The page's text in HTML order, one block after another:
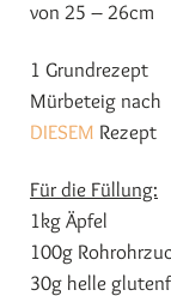
von 25 – 26cm
1 Grundrezept
Mürbeteig nach
DIESEM Rezept
Für die Füllung:
1kg Äpfel
100g
30g helle